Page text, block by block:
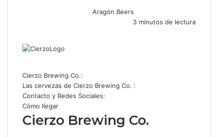
Aragón Beers
3 minutos de lectura
correo
Cierzo Brewing Co.:
Las cervezas de Cierzo Brewing Co. :
Contacto y Redes Sociales:
Cómo llegar
Cierzo Brewing Co.